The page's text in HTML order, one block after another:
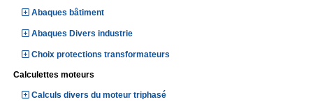
Abaques bâtiment
Abaques Divers industrie
Choix protections transformateurs
Calculettes moteurs
Calculs divers du moteur triphasé